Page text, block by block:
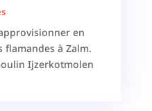
en
flamandes à Zalm.
Ijzerkotmolen